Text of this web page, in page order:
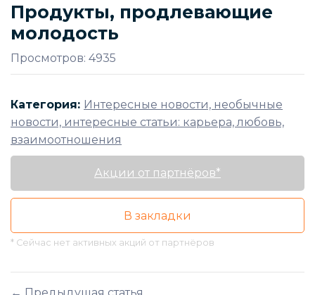
Продукты, продлевающие
молодость
Просмотров: 4935
Категория: Интересные новости, необычные
новости, интересные статьи: карьера, любовь,
взаимоотношения
Акции от партнёров*
В закладки
* Сейчас нет активных акций от партнёров
← Предыдущая статья